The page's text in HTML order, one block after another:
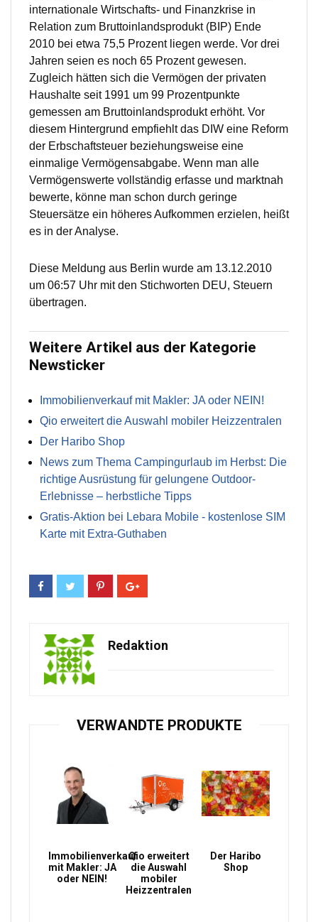
internationale Wirtschafts- und Finanzkrise in
Relation zum Bruttoinlandsprodukt (BIP) Ende
2010 bei etwa 75,5 Prozent liegen werde. Vor drei
Jahren seien es noch 65 Prozent gewesen.
Zugleich hätten sich die Vermögen der privaten
Haushalte seit 1991 um 99 Prozentpunkte
gemessen am Bruttoinlandsprodukt erhöht. Vor
diesem Hintergrund empfiehlt das DIW eine Reform
der Erbschaftsteuer beziehungsweise eine
einmalige Vermögensabgabe. Wenn man alle
Vermögenswerte vollständig erfasse und marktnah
bewerte, könne man schon durch geringe
Steuersätze ein höheres Aufkommen erzielen, heißt
es in der Analyse.
Diese Meldung aus Berlin wurde am 13.12.2010
um 06:57 Uhr mit den Stichworten DEU, Steuern
übertragen.
Weitere Artikel aus der Kategorie
Newsticker
Immobilienverkauf mit Makler: JA oder NEIN!
Qio erweitert die Auswahl mobiler Heizzentralen
Der Haribo Shop
News zum Thema Campingurlaub im Herbst: Die
richtige Ausrüstung für gelungene Outdoor-
Erlebnisse – herbstliche Tipps
Gratis-Aktion bei Lebara Mobile - kostenlose SIM
Karte mit Extra-Guthaben
Redaktion
VERWANDTE PRODUKTE
Immobilienverkauf
mit Makler: JA
oder NEIN!
Qio erweitert
die Auswahl
mobiler
Heizzentralen
Der Haribo
Shop